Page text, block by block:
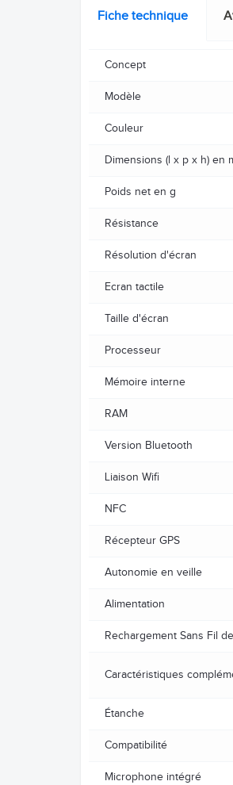
Fiche technique
Concept
Modèle
Couleur
Dimensions (l x p x h) en
Poids net en g
Résistance
Résolution d'écran
Ecran tactile
Taille d'écran
Processeur
Mémoire interne
RAM
Version Bluetooth
Liaison Wifi
NFC
Récepteur GPS
Autonomie en veille
Alimentation
Rechargement Sans Fil
Caractéristiques
Étanche
Compatibilité
Microphone intégré